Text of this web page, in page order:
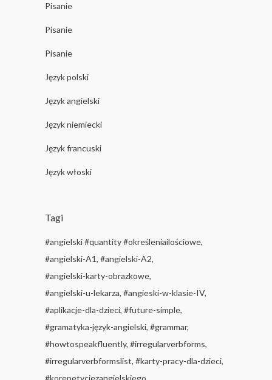
Pisanie
Pisanie
Pisanie
Język polski
Język angielski
Język niemiecki
Język francuski
Język włoski
Tagi
#angielski #quantity #określeniailościowe
#angielski-A1 #angielski-A2
#angielski-karty-obrazkowe
#angielski-u-lekarza #angieski-w-klasie-IV
#aplikacje-dla-dzieci #future-simple
#gramatyka-język-angielski #grammar
#howtospeakfluently #irregularverbforms
#irregularverbformslist #karty-pracy-dla-dzieci
#korepetycjezangielskiego